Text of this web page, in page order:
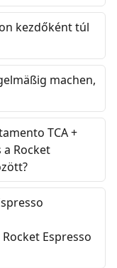
kezdőként túl
machen,
TCA +
a Rocket
Espresso